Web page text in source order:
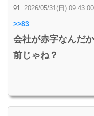
91: 2026/05/31(日)
>>83
会社が赤字なんだ
前じゃね？